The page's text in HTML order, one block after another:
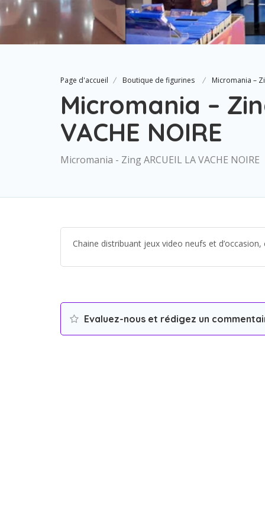
Page d'accueil Boutique de figurines Micromania –
Micromania –
VACHE NOIRE
Micromania - Zing ARCUEIL LA VACHE NOIRE
Chaine distribuant jeux video neufs et
Evaluez-nous et rédigez un